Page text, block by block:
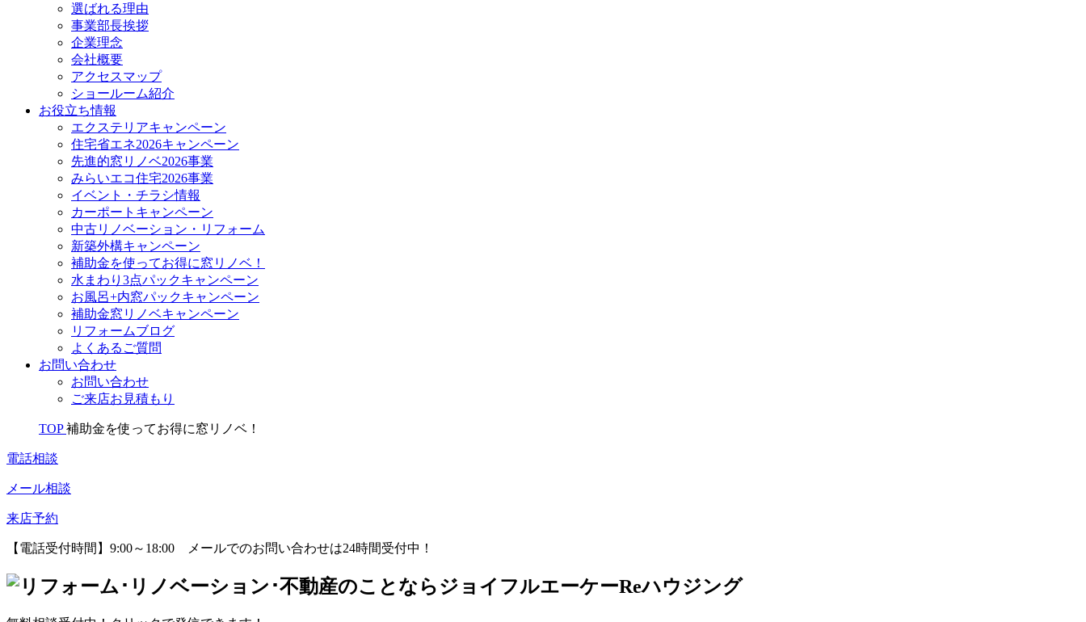
選ばれる理由
事業部長挨拶
企業理念
会社概要
アクセスマップ
ショールーム紹介
お役立ち情報
エクステリアキャンペーン
住宅省エネ2026キャンペーン
先進的窓リノベ2026事業
みらいエコ住宅2026事業
イベント・チラシ情報
カーポートキャンペーン
中古リノベーション・リフォーム
新築外構キャンペーン
補助金を使ってお得に窓リノベ！
水まわり3点パックキャンペーン
お風呂+内窓パックキャンペーン
補助金窓リノベキャンペーン
リフォームブログ
よくあるご質問
お問い合わせ
お問い合わせ
ご来店お見積もり
TOP 補助金を使ってお得に窓リノベ！
電話相談
メール相談
来店予約
【電話受付時間】9:00～18:00 メールでのお問い合わせは24時間受付中！